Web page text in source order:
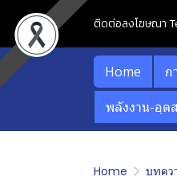
ติดต่อลงโฆษณา
Home ก
พลังงาน-อุต
Home บทคว